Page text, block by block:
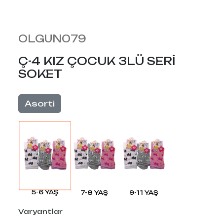
OLGUN079
Ç-4 KIZ ÇOCUK 3LÜ SERİ
SOKET
Asorti
5-6 YAŞ 7-8 YAŞ 9-11 YAŞ
Varyantlar